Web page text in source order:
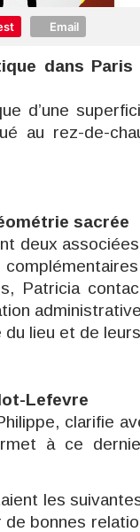
Email
dans
d’une
au rez-de-
sacrée
deux
Patricia
lieu et de
Lefevre
clarifie
à ce
les
de bonnes